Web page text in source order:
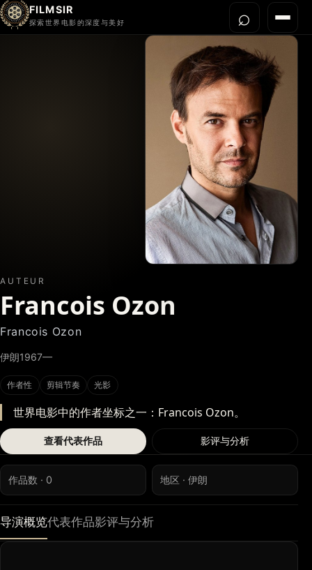
FILMSIR
探索世界电影的深度与美好 菜单
⌕打开
AUTEUR
Francois Ozon
Francois Ozon
伊朗1967—
作者性 剪辑节奏 光影
世界电影中的作者坐标之一：Francois Ozon。
查看代表作品 影评与分析
作品数 · 0 地区 · 伊朗
导演概览代表作品影评与分析